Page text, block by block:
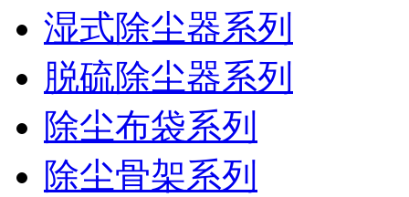
湿式除尘器系列
脱硫除尘器系列
除尘布袋系列
除尘骨架系列